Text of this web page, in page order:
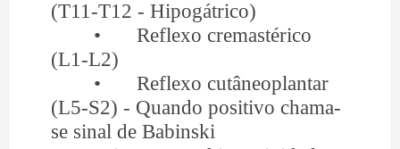
(T11-T12 - Hipogátrico)
•
Reflexo cremastérico
(L1-L2)
•
Reflexo cutâneoplantar
(L5-S2) - Quando positivo chama-
se sinal de Babinski